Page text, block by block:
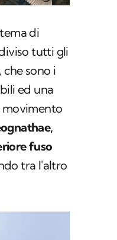
di
tutti gli
sono i
ed una
movimento
fuso
tra l'altro